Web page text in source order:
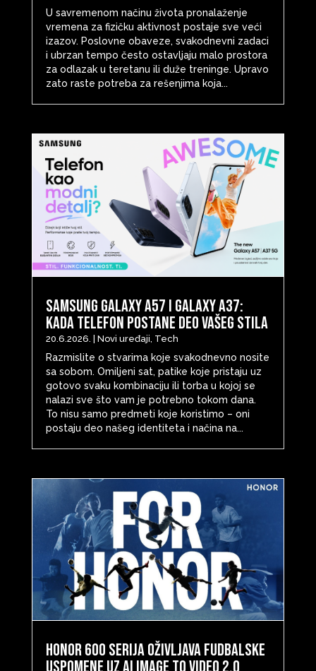
U savremenom načinu života pronalaženje
vremena za fizičku aktivnost postaje sve veći
izazov. Poslovne obaveze, svakodnevni zadaci
i ubrzan tempo često ostavljaju malo prostora
za odlazak u teretanu ili duže treninge. Upravo
zato raste potreba za rešenjima koja...
Samsung Galaxy A57 i Galaxy A37:
Kada telefon postane deo vašeg stila
20.6.2026. | Novi uređaji Tech
Razmislite o stvarima koje svakodnevno nosite
sa sobom. Omiljeni sat, patike koje pristaju uz
gotovo svaku kombinaciju ili torba u kojoj se
nalazi sve što vam je potrebno tokom dana.
To nisu samo predmeti koje koristimo – oni
postaju deo našeg identiteta i načina na...
HONOR 600 serija oživljava fudbalske